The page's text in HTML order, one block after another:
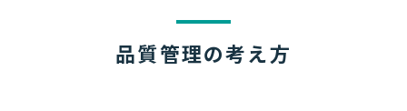
品質管理の考え方